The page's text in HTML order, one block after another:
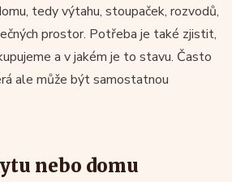
tedy výtahu, stoupaček, rozvodů,
prostor. Potřeba je také zjistit,
a v jakém je to stavu. Často
ale může být samostatnou
nebo domu